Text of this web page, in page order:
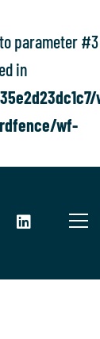
parameter #3
in
wf-